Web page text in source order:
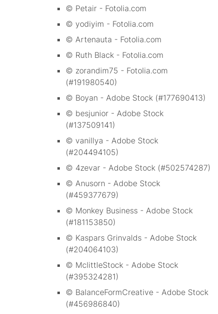
© Petair - Fotolia.com
© yodiyim - Fotolia.com
© Artenauta - Fotolia.com
© Ruth Black - Fotolia.com
© zorandim75 - Fotolia.com
(#191980540)
© Boyan - Adobe Stock (#177690413)
© besjunior - Adobe Stock
(#137509141)
© vanillya - Adobe Stock
(#204494105)
© 4zevar - Adobe Stock (#502574287)
© Anusorn - Adobe Stock
(#459377679)
© Monkey Business - Adobe Stock
(#181153850)
© Kaspars Grinvalds - Adobe Stock
(#204064103)
© MclittleStock - Adobe Stock
(#395324281)
© BalanceFormCreative - Adobe Stock
(#456986840)